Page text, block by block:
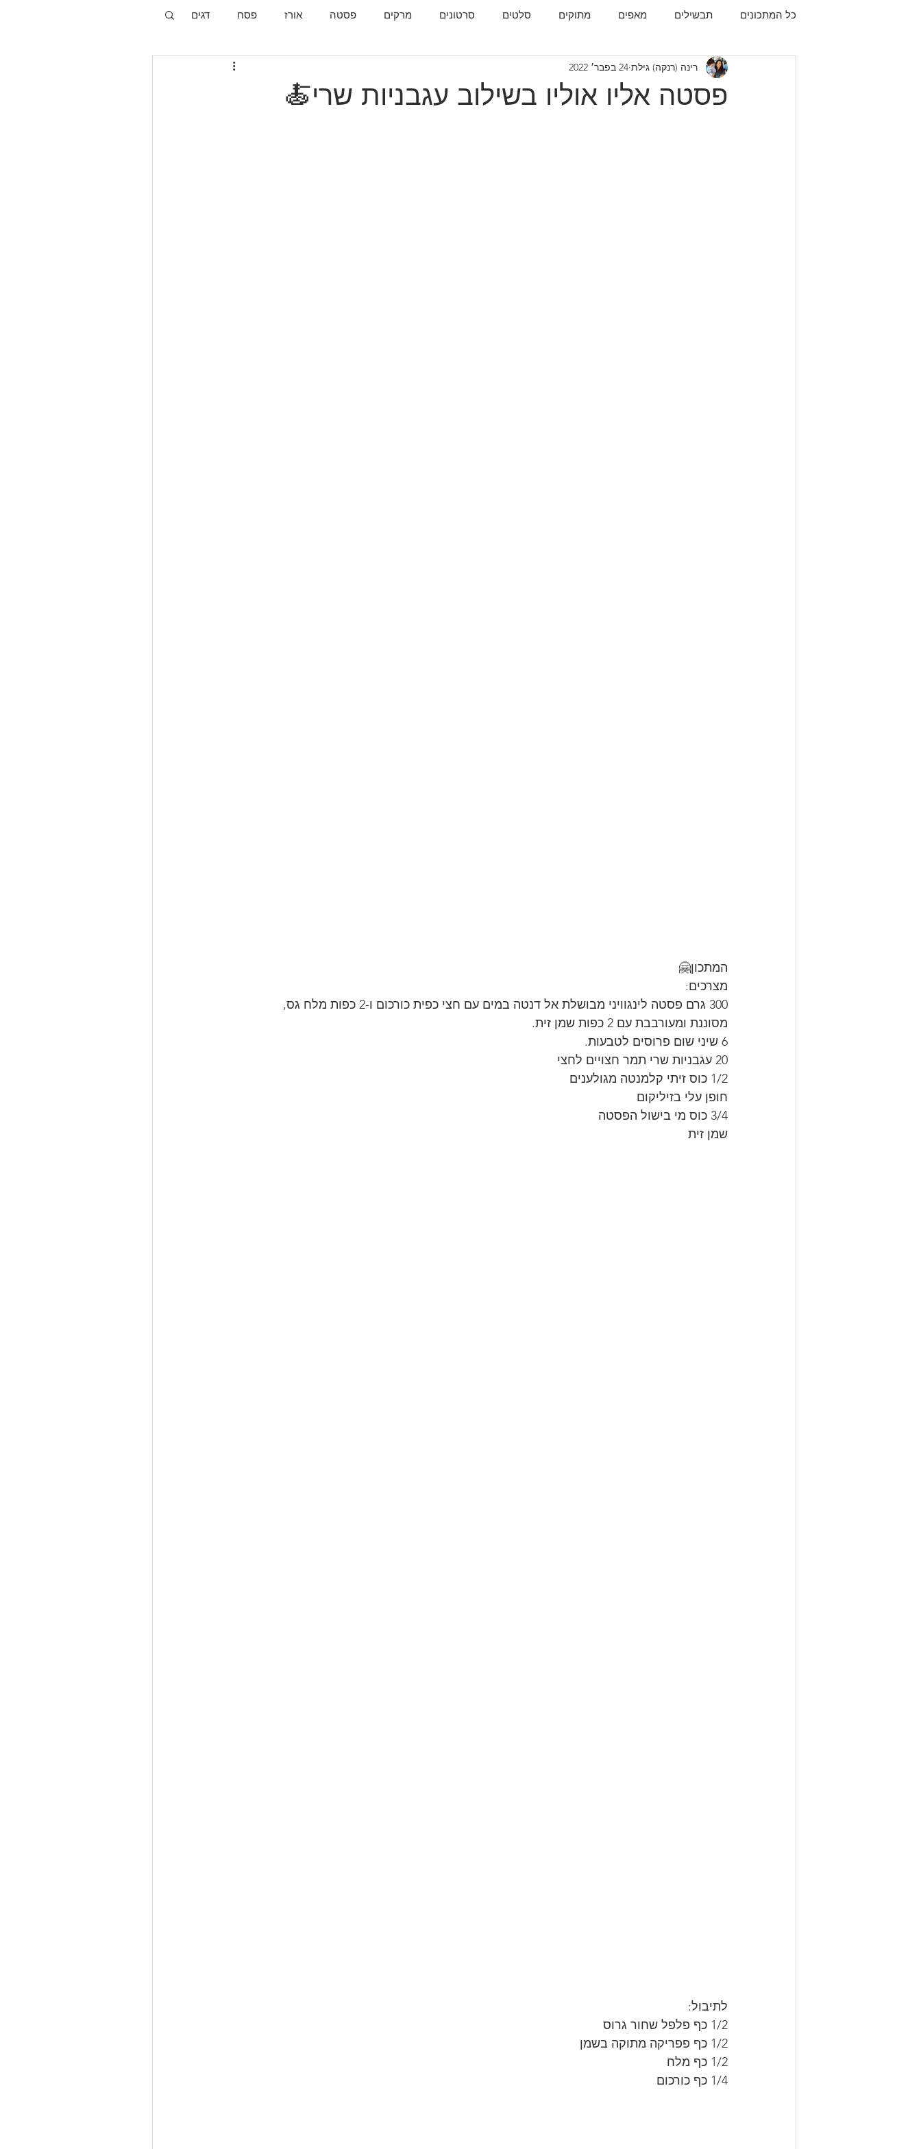
כל המתכונים תבשילים מאפים מתוקים סלטים סרטונים מרקים פסטה אורז פסח דגים
תפו"א עוף עוגות
פסטה אליו אוליו בשילוב עגבניות שרי🍝
רינה (רנקה) גילת 24 בפבר׳ 2022
המתכון🤗
מצרכים:
300 גרם פסטה לינגוויני מבושלת אל דנטה במים עם חצי כפית כורכום ו-2 כפות מלח גס,
מסוננת ומעורבבת עם 2 כפות שמן זית.
6 שיני שום פרוסים לטבעות.
20 עגבניות שרי תמר חצויים לחצי
1/2 כוס זיתי קלמנטה מגולענים
חופן עלי בזיליקום
3/4 כוס מי בישול הפסטה
שמן זית
לתיבול:
1/2 כף פלפל שחור גרוס
1/2 כף פפריקה מתוקה בשמן
1/2 כף מלח
1/4 כף כורכום